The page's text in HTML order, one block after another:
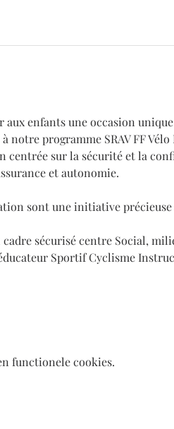
aux enfants une occasion unique
notre programme SRAV FF
centrée sur la sécurité et la
et autonomie.
sont une initiative
sécurisé centre Social,
Sportif Cyclisme
functionele cookies.